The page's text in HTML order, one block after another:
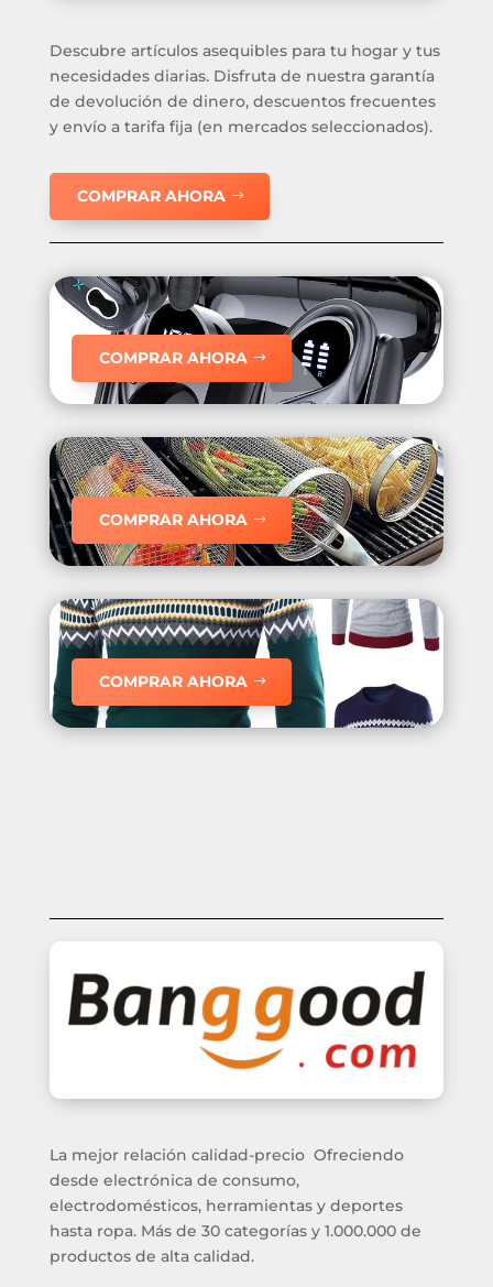
Descubre artículos asequibles para tu hogar y tus
necesidades diarias. Disfruta de nuestra garantía
de devolución de dinero, descuentos frecuentes
y envío a tarifa fija (en mercados seleccionados).
COMPRAR AHORA
COMPRAR AHORA
COMPRAR AHORA
COMPRAR AHORA
La mejor relación calidad-precio Ofreciendo
desde electrónica de consumo,
electrodomésticos, herramientas y deportes
hasta ropa. Más de 30 categorías y 1.000.000 de
productos de alta calidad.